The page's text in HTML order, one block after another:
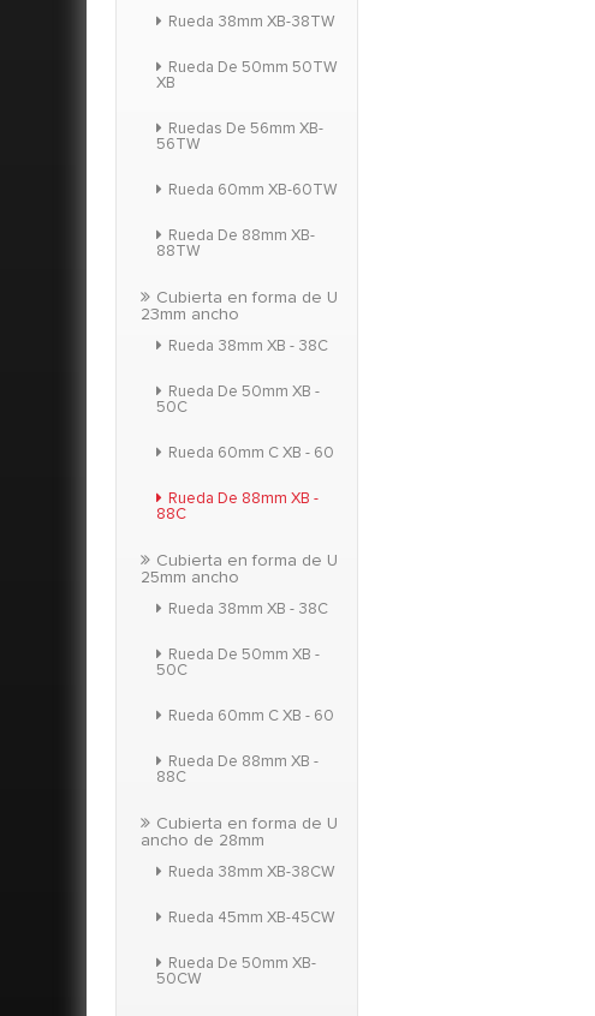
Rueda 38mm XB-38TW
Rueda De 50mm 50TW
XB
Ruedas De 56mm XB-
56TW
Rueda 60mm XB-60TW
Rueda De 88mm XB-
88TW
Cubierta en forma de U
23mm ancho
Rueda 38mm XB - 38C
Rueda De 50mm XB -
50C
Rueda 60mm C XB - 60
Rueda De 88mm XB -
88C
Cubierta en forma de U
25mm ancho
Rueda 38mm XB - 38C
Rueda De 50mm XB -
50C
Rueda 60mm C XB - 60
Rueda De 88mm XB -
88C
Cubierta en forma de U
ancho de 28mm
Rueda 38mm XB-38CW
Rueda 45mm XB-45CW
Rueda De 50mm XB-
50CW